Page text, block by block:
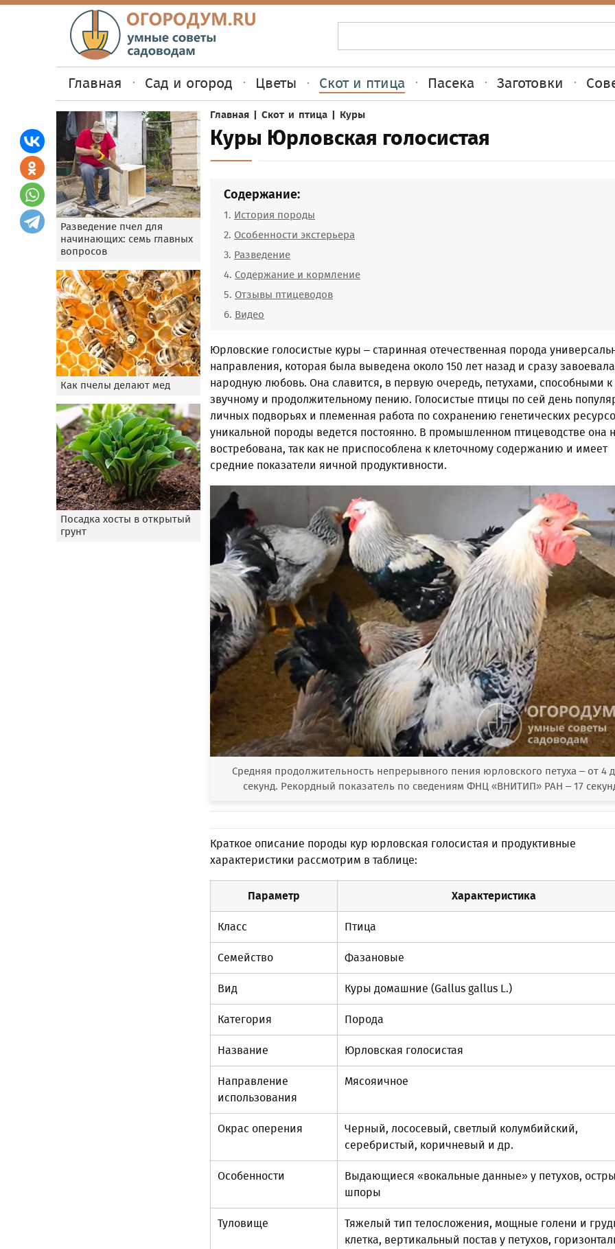
Главная Сад и огород Цветы Скот и птица Пасека Заготовки
Разведение пчел для
начинающих: семь главных
вопросов
Как пчелы делают мед
Посадка хосты в открытый
грунт
Главная | Скот и птица | Куры
Куры Юрловская голосистая
Содержание:
История породы
Особенности экстерьера
Разведение
Содержание и кормление
Отзывы птицеводов
Видео
Юрловские голосистые куры – старинная отечественная порода
направления, которая была выведена около 150 лет назад и сразу завоевала
народную любовь. Она славится, в первую очередь, петухами, способными к
звучному и продолжительному пению. Голосистые птицы по сей день
личных подворьях и племенная работа по сохранению генетических
уникальной породы ведется постоянно. В промышленном птицеводстве она
востребована, так как не приспособлена к клеточному содержанию и имеет
средние показатели яичной продуктивности.
Средняя продолжительность непрерывного пения юрловского петуха – от 4
секунд. Рекордный показатель по сведениям ФНЦ «ВНИТИП» РАН – 17
Краткое описание породы кур юрловская голосистая и продуктивные
характеристики рассмотрим в таблице:
Параметр Характеристика
Класс Птица
Семейство Фазановые
Вид Куры домашние (Gallus gallus L.)
Категория Порода
Название Юрловская голосистая
Направление
использования
Мясояичное
Окрас оперения
Черный, лососевый, светлый колумбийский,
серебристый, коричневый и др.
Особенности
Выдающиеся «вокальные данные» у петухов,
шпоры
Туловище
Тяжелый тип телосложения, мощные голени и
клетка, вертикальный постав у петухов,